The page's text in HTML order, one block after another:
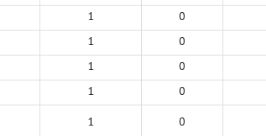
1 0
1 0
1 0
1 0
1 0